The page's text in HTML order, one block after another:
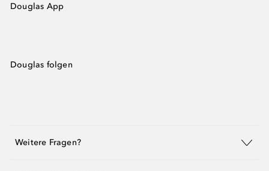
Douglas App
Douglas folgen
Weitere Fragen?